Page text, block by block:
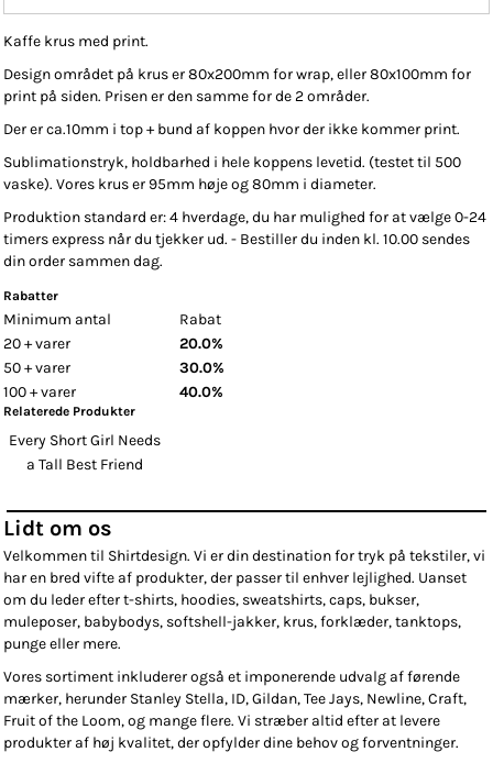
Kaffe krus med print.
Design området på krus er 80x200mm for wrap, eller 80x100mm for
print på siden. Prisen er den samme for de 2 områder.
Der er ca.10mm i top + bund af koppen hvor der ikke kommer print.
Sublimationstryk, holdbarhed i hele koppens levetid. (testet til 500
vaske). Vores krus er 95mm høje og 80mm i diameter.
Produktion standard er: 4 hverdage, du har mulighed for at vælge 0-24
timers express når du tjekker ud. - Bestiller du inden kl. 10.00 sendes
din order sammen dag.
Rabatter
Minimum antal
Rabat
20 + varer
20.0%
50 + varer
30.0%
100 + varer
40.0%
Relaterede Produkter
Every Short Girl Needs
a Tall Best Friend
Lidt om os
Velkommen til Shirtdesign. Vi er din destination for tryk på tekstiler, vi
har en bred vifte af produkter, der passer til enhver lejlighed. Uanset
om du leder efter t-shirts, hoodies, sweatshirts, caps, bukser,
muleposer, babybodys, softshell-jakker, krus, forklæder, tanktops,
punge eller mere.
Vores sortiment inkluderer også et imponerende udvalg af førende
mærker, herunder Stanley Stella, ID, Gildan, Tee Jays, Newline, Craft,
Fruit of the Loom, og mange flere. Vi stræber altid efter at levere
produkter af høj kvalitet, der opfylder dine behov og forventninger.